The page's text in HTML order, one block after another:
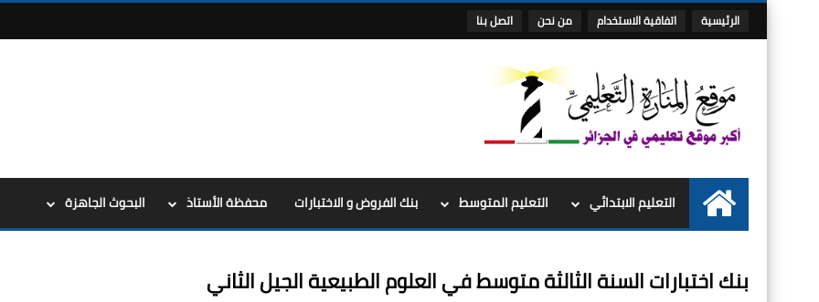
الرئيسية اتفاقية الاستخدام من نحن اتصل بنا
الرئيسية
التعليم الابتدائي التعليم المتوسط بنك الفروض و الاختبارات محفظة الأستاذ البحوث الجاهزة
بنك اختبارات السنة الثالثة متوسط في العلوم الطبيعية الجيل الثاني